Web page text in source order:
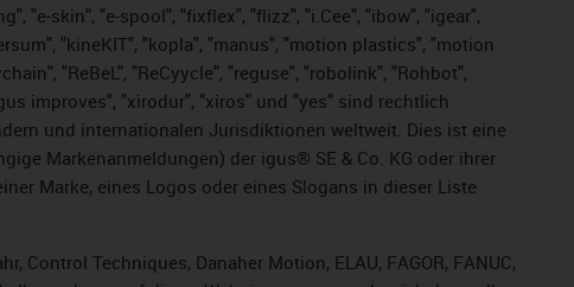
"e-skin", "e-spool", "fixflex", "flizz", "i.Cee", "ibow", "igear",
"kineKIT", "kopla", "manus", "motion plastics", "motion
"ReBeL", "ReCyycle", "reguse", "robolink", "Rohbot",
improves", "xirodur", "xiros" und "yes" sind rechtlich
und internationalen Jurisdiktionen weltweit. Dies ist eine
Markenanmeldungen) der igus® SE & Co. KG oder ihrer
Marke, eines Logos oder eines Slogans in dieser Liste
Control Techniques, Danaher Motion, ELAU, FAGOR, FANUC,